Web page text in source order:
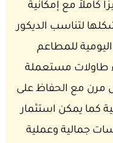
كاملاً مع إمكانية
لتناسب الديكور
للمطاعم
طاولات مستعملة
مرن مع الحفاظ على
كما يمكن استثمار
جمالية وعملية